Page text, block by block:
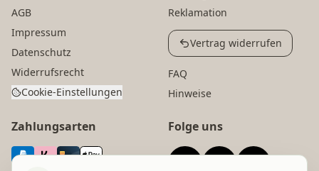
AGB
Impressum
Datenschutz
Widerrufsrecht
Cookie-Einstellungen
Reklamation
Vertrag widerrufen
FAQ
Hinweise
Zahlungsarten Folge uns